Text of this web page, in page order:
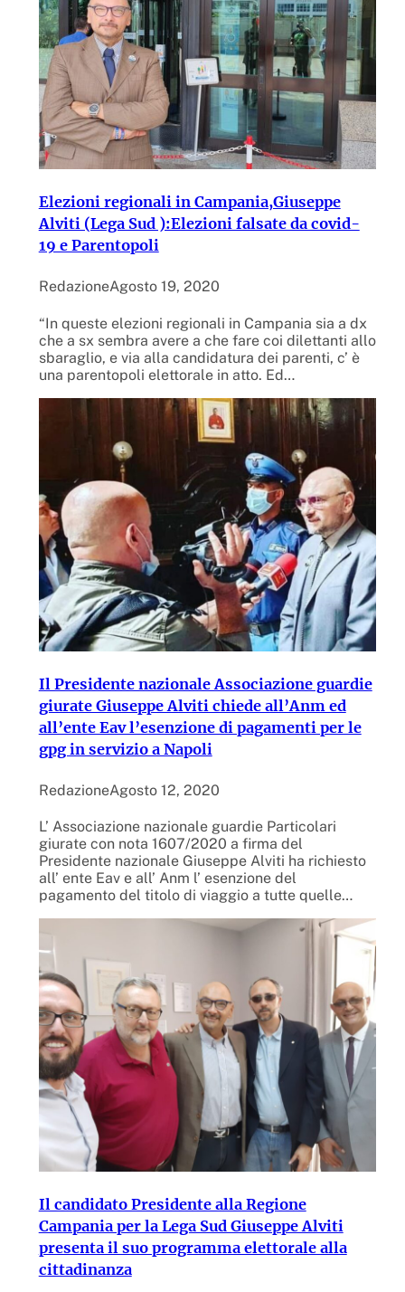
Elezioni regionali in Campania,Giuseppe
Alviti (Lega Sud ):Elezioni falsate da covid-
19 e Parentopoli
RedazioneAgosto 19, 2020
“In queste elezioni regionali in Campania sia a dx
che a sx sembra avere a che fare coi dilettanti allo
sbaraglio, e via alla candidatura dei parenti, c’ è
una parentopoli elettorale in atto. Ed…
Il Presidente nazionale Associazione guardie
giurate Giuseppe Alviti chiede all’Anm ed
all’ente Eav l’esenzione di pagamenti per le
gpg in servizio a Napoli
RedazioneAgosto 12, 2020
L’ Associazione nazionale guardie Particolari
giurate con nota 1607/2020 a firma del
Presidente nazionale Giuseppe Alviti ha richiesto
all’ ente Eav e all’ Anm l’ esenzione del
pagamento del titolo di viaggio a tutte quelle…
Il candidato Presidente alla Regione
Campania per la Lega Sud Giuseppe Alviti
presenta il suo programma elettorale alla
cittadinanza